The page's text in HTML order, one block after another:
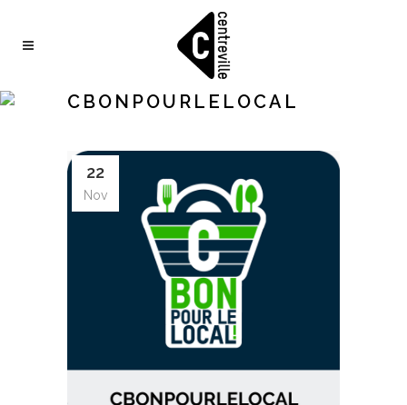
CBONPOURLELOCAL
22
Nov